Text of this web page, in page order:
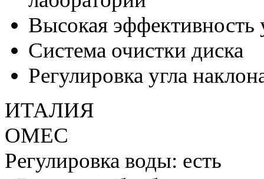
Высокая эффективность
Система очистки диска
Регулировка угла
ИТАЛИЯ
ОМЕС
Регулировка воды: есть